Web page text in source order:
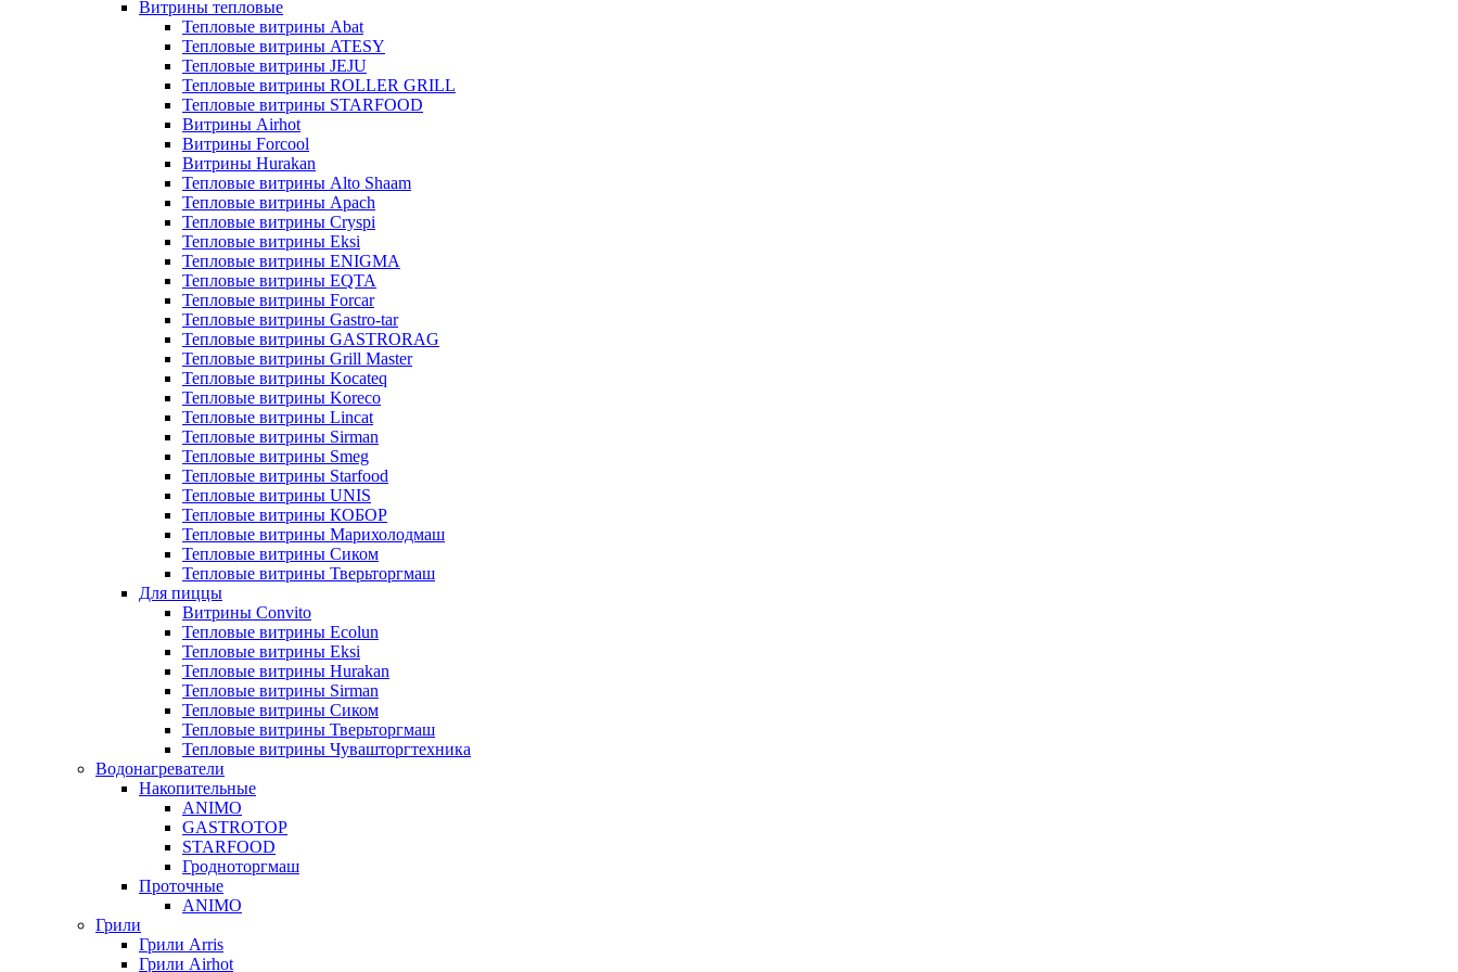
Витрины тепловые
Тепловые витрины Abat
Тепловые витрины ATESY
Тепловые витрины JEJU
Тепловые витрины ROLLER GRILL
Тепловые витрины STARFOOD
Витрины Airhot
Витрины Forcool
Витрины Hurakan
Тепловые витрины Alto Shaam
Тепловые витрины Apach
Тепловые витрины Cryspi
Тепловые витрины Eksi
Тепловые витрины ENIGMA
Тепловые витрины EQTA
Тепловые витрины Forcar
Тепловые витрины Gastro-tar
Тепловые витрины GASTRORAG
Тепловые витрины Grill Master
Тепловые витрины Kocateq
Тепловые витрины Koreco
Тепловые витрины Lincat
Тепловые витрины Sirman
Тепловые витрины Smeg
Тепловые витрины Starfood
Тепловые витрины UNIS
Тепловые витрины КОБОР
Тепловые витрины Марихолодмаш
Тепловые витрины Сиком
Тепловые витрины Тверьторгмаш
Для пиццы
Витрины Convito
Тепловые витрины Ecolun
Тепловые витрины Eksi
Тепловые витрины Hurakan
Тепловые витрины Sirman
Тепловые витрины Сиком
Тепловые витрины Тверьторгмаш
Тепловые витрины Чувашторгтехника
Водонагреватели
Накопительные
ANIMO
GASTROTOP
STARFOOD
Гродноторгмаш
Проточные
ANIMO
Грили
Грили Arris
Грили Airhot